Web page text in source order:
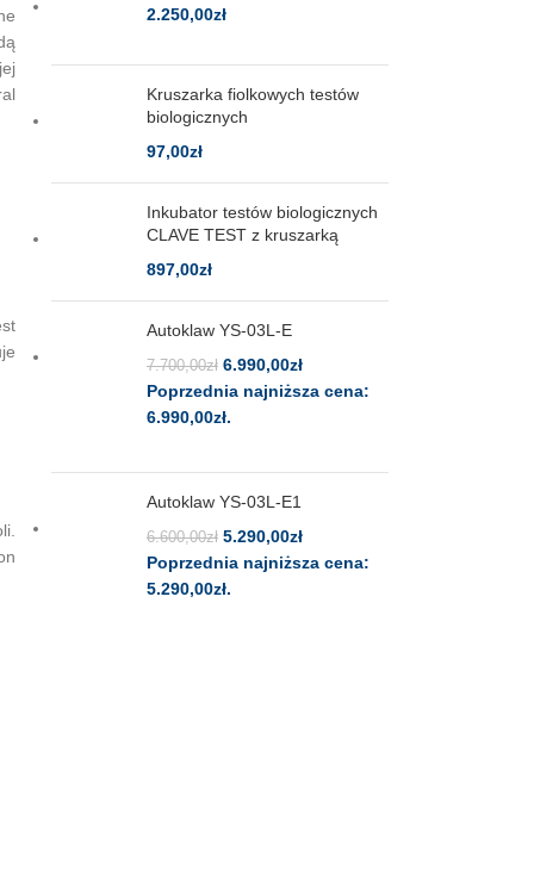
2.250,00zł
Kruszarka fiolkowych testów
biologicznych
97,00zł
Inkubator testów biologicznych
CLAVE TEST z kruszarką
897,00zł
Autoklaw YS-03L-E
7.700,00zł 6.990,00zł
Poprzednia najniższa cena:
6.990,00zł.
Autoklaw YS-03L-E1
6.600,00zł 5.290,00zł
Poprzednia najniższa cena:
5.290,00zł.